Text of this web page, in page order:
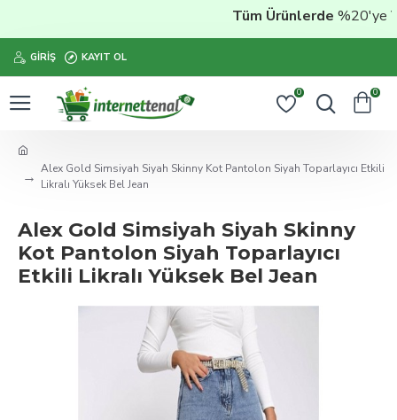
Tüm Ürünlerde%20'ye
GIRIŞ KAYIT OL
0 0
Alex Gold Simsiyah Siyah Skinny Kot Pantolon Siyah Toparlayıcı Etkili
Likralı Yüksek Bel Jean
Alex Gold Simsiyah Siyah Skinny
Kot Pantolon Siyah Toparlayıcı
Etkili Likralı Yüksek Bel Jean